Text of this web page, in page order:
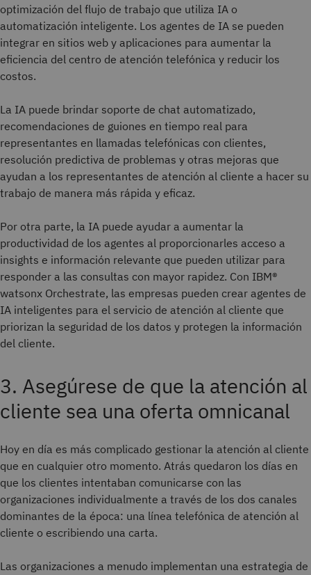
optimización del flujo de trabajo que utiliza IA o
automatización inteligente. Los agentes de IA se pueden
integrar en sitios web y aplicaciones para aumentar la
eficiencia del centro de atención telefónica y reducir los
costos.
La IA puede brindar soporte de chat automatizado,
recomendaciones de guiones en tiempo real para
representantes en llamadas telefónicas con clientes,
resolución predictiva de problemas y otras mejoras que
ayudan a los representantes de atención al cliente a hacer su
trabajo de manera más rápida y eficaz.
Por otra parte, la IA puede ayudar a aumentar la
productividad de los agentes al proporcionarles acceso a
insights e información relevante que pueden utilizar para
responder a las consultas con mayor rapidez. Con IBM®
watsonx Orchestrate, las empresas pueden crear agentes de
IA inteligentes para el servicio de atención al cliente que
priorizan la seguridad de los datos y protegen la información
del cliente.
3. Asegúrese de que la atención al
cliente sea una oferta omnicanal
Hoy en día es más complicado gestionar la atención al cliente
que en cualquier otro momento. Atrás quedaron los días en
que los clientes intentaban comunicarse con las
organizaciones individualmente a través de los dos canales
dominantes de la época: una línea telefónica de atención al
cliente o escribiendo una carta.
Las organizaciones a menudo implementan una estrategia de